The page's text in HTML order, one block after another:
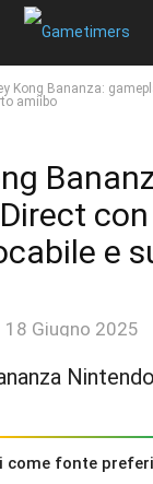
Kong Bananza:
amiibo
e
18 Giugno 2025
come fonte